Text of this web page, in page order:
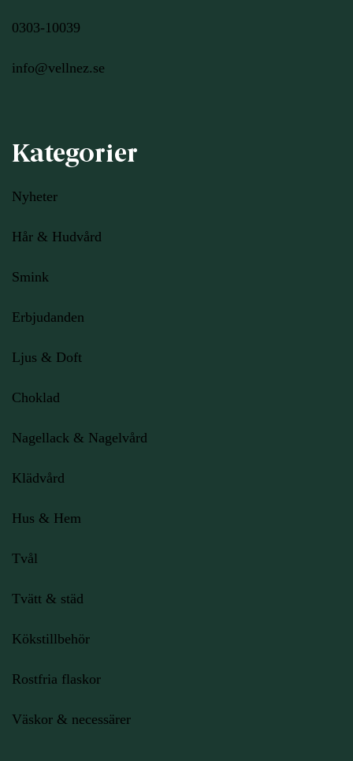
0303-10039
info@vellnez.se
Kategorier
Nyheter
Hår & Hudvård
Smink
Erbjudanden
Ljus & Doft
Choklad
Nagellack & Nagelvård
Klädvård
Hus & Hem
Tvål
Tvätt & städ
Kökstillbehör
Rostfria flaskor
Väskor & necessärer